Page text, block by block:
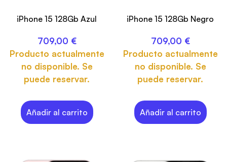
iPhone 15 128Gb Azul
709,00 €
Producto actualmente
no disponible. Se
puede reservar.
Añadir al carrito
iPhone 15 128Gb Negro
709,00 €
Producto actualmente
no disponible. Se
puede reservar.
Añadir al carrito